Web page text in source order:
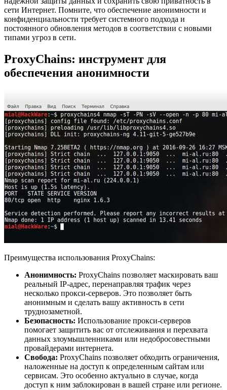
сети Интернет. Помните, что обеспечение анонимности и
конфиденциальности требует системного подхода и
постоянного обновления методов в соответствии с новыми
типами угроз в сети.
ProxyChains: инструмент для
обеспечения анонимности
Преимущества использования ProxyChains:
Анонимность: ProxyChains позволяет маскировать ваш
реальный IP-адрес, перенаправляя трафик через
несколько прокси-серверов. Это позволяет быть
анонимным и сделать вашу активность в сети
труднозаметной.
Безопасность: Использование прокси-серверов
помогает защитить вас от отслеживания и перехвата
данных злоумышленниками или недобросовестными
провайдерами интернета.
Свобода: ProxyChains позволяет обходить ограничения,
наложенные на доступ к определенным сайтам или
сервисам. Это особенно актуально в случае, когда
доступ к ним заблокирован в вашей стране или регионе.